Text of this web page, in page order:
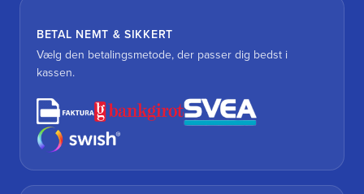
BETAL NEMT & SIKKERT
Vælg den betalingsmetode, der passer dig bedst i
kassen.